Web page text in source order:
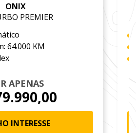
ONIX
PREMIER
64.000 KM
APENAS
INTERESSE